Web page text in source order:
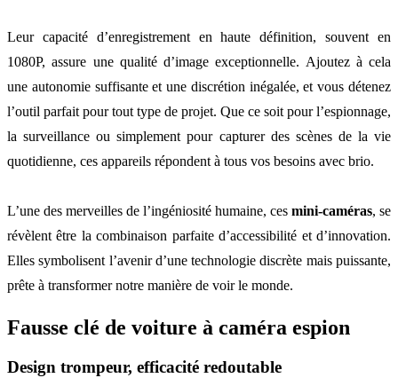
Leur capacité d’enregistrement en haute définition, souvent en
1080P, assure une qualité d’image exceptionnelle. Ajoutez à cela
une autonomie suffisante et une discrétion inégalée, et vous détenez
l’outil parfait pour tout type de projet. Que ce soit pour l’espionnage,
la surveillance ou simplement pour capturer des scènes de la vie
quotidienne, ces appareils répondent à tous vos besoins avec brio.
L’une des merveilles de l’ingéniosité humaine, ces mini-caméras, se
révèlent être la combinaison parfaite d’accessibilité et d’innovation.
Elles symbolisent l’avenir d’une technologie discrète mais puissante,
prête à transformer notre manière de voir le monde.
Fausse clé de voiture à caméra espion
Design trompeur, efficacité redoutable